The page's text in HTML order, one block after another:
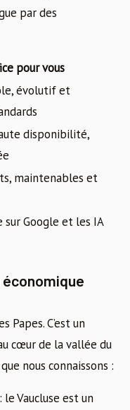
par des
pour vous
évolutif et
disponibilité,
maintenables et
Google et les IA
Papes. C’est un
cœur de la vallée du
nous connaissons :
: le Vaucluse est un